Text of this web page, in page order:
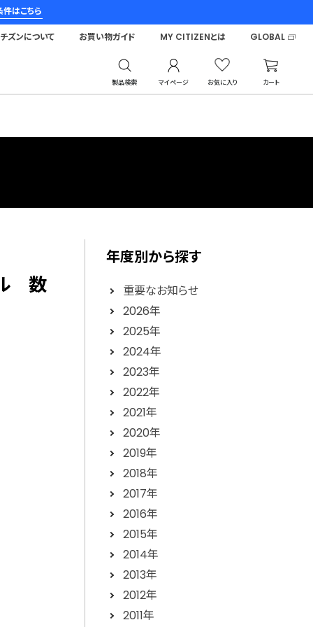
はこちら
製品検索 マイページ お気に入り カート
ズンについて お買い物ガイド MY CITIZENとは GLOBAL
ル 数
年度別から探す
重要なお知らせ
2026年
2025年
2024年
2023年
2022年
2021年
2020年
2019年
2018年
2017年
2016年
2015年
2014年
2013年
2012年
2011年